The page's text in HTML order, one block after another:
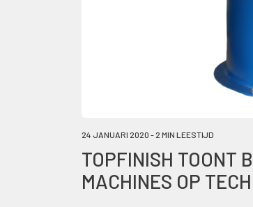
24 JANUARI 2020 - 2 MIN LEESTIJD
TOPFINISH TOONT
MACHINES OP